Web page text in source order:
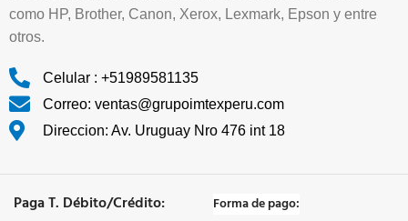
como HP, Brother, Canon, Xerox, Lexmark, Epson y entre
otros.
Celular : +51989581135
Correo: ventas@grupoimtexperu.com
Direccion: Av. Uruguay Nro 476 int 18
Paga T. Débito/Crédito: Forma de pago: